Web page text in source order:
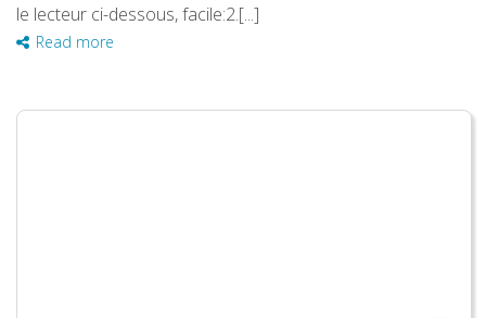
le lecteur ci-dessous, facile:2.[...]
Read more